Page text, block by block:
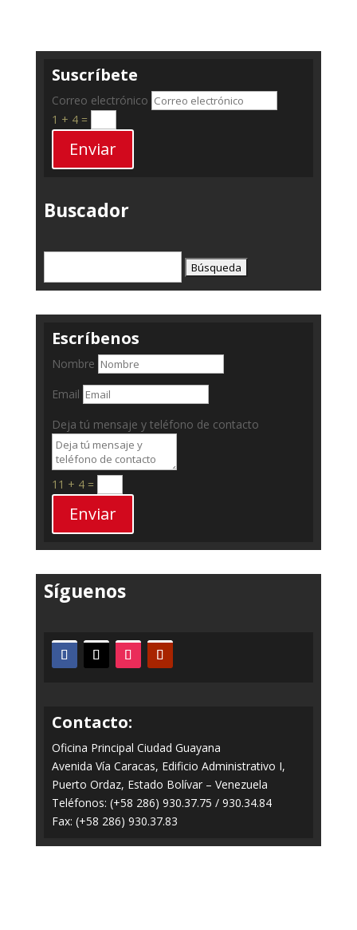
Suscríbete
Correo electrónico
1 + 4=
Enviar
Buscador
Escríbenos
Nombre
Email
Deja tú mensaje y teléfono de contacto
11 + 4=
Enviar
Síguenos
Contacto:
Oficina Principal Ciudad Guayana
Avenida Vía Caracas, Edificio Administrativo I,
Puerto Ordaz, Estado Bolívar – Venezuela
Teléfonos: (+58 286) 930.37.75 / 930.34.84
Fax: (+58 286) 930.37.83